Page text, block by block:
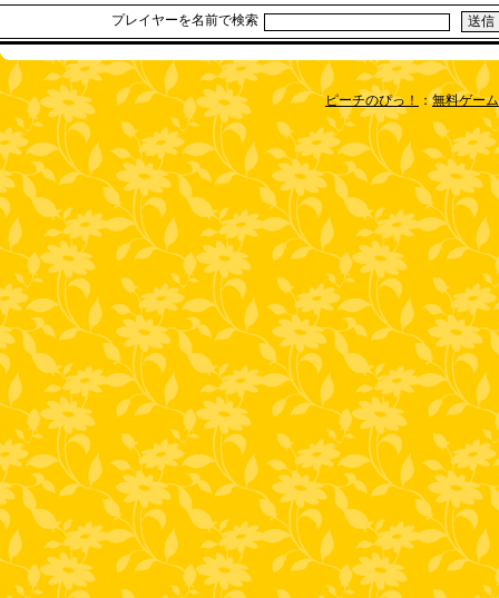
プレイヤーを名前で検索
ピーチのぴっ！ ：無料ゲーム